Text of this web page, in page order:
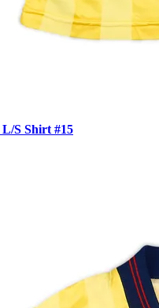
L/S Shirt #15